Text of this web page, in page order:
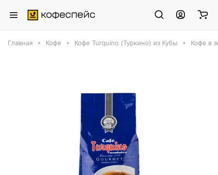
Главная Кофе Кофе Turquino (Туркино) из Кубы Кофе в